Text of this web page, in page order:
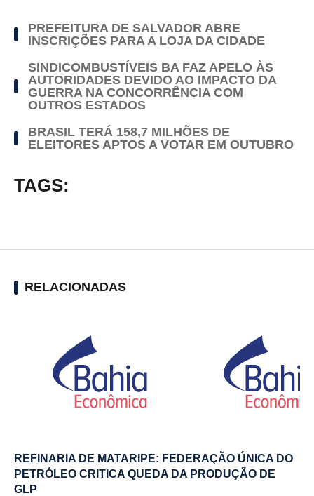
PREFEITURA DE SALVADOR ABRE
INSCRIÇÕES PARA A LOJA DA CIDADE
SINDICOMBUSTÍVEIS BA FAZ APELO ÀS
AUTORIDADES DEVIDO AO IMPACTO DA
GUERRA NA CONCORRÊNCIA COM
OUTROS ESTADOS
BRASIL TERÁ 158,7 MILHÕES DE
ELEITORES APTOS A VOTAR EM OUTUBRO
TAGS:
RELACIONADAS
REFINARIA DE MATARIPE: FEDERAÇÃO ÚNICA DO
PETRÓLEO CRITICA QUEDA DA PRODUÇÃO DE
GLP